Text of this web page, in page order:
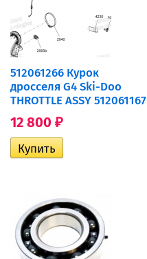
512061266 Курок
дросселя G4 Ski-Doo
THROTTLE ASSY 512061167
12 800 ₽